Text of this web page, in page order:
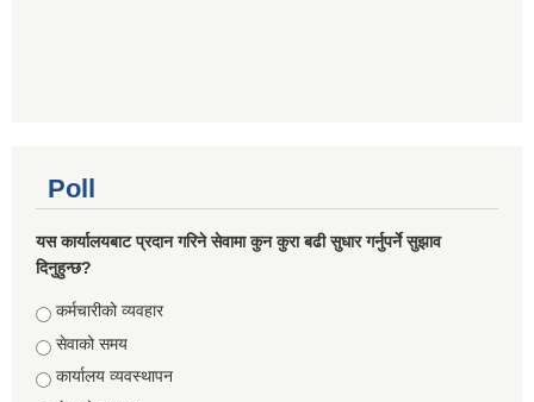
Poll
यस कार्यालयबाट प्रदान गरिने सेवामा कुन कुरा बढी सुधार गर्नुपर्ने सुझाव
दिनुहुन्छ?
Choices
कर्मचारीको व्यवहार
सेवाको समय
कार्यालय व्यवस्थापन